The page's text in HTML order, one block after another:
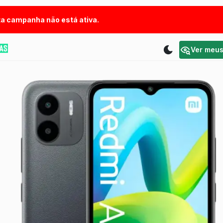
campanha não está ativa.
Ver